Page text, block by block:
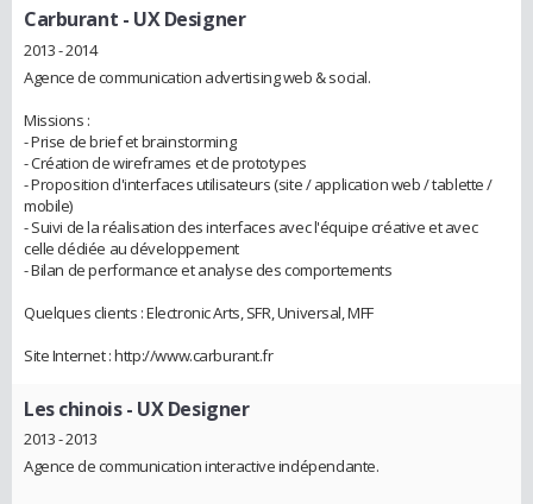
Carburant - UX Designer
2013 - 2014
Agence de communication advertising web & social.
Missions :
- Prise de brief et brainstorming
- Création de wireframes et de prototypes
- Proposition d'interfaces utilisateurs (site / application web / tablette /
mobile)
- Suivi de la réalisation des interfaces avec l'équipe créative et avec
celle dédiée au développement
- Bilan de performance et analyse des comportements
Quelques clients : Electronic Arts, SFR, Universal, MFF
Site Internet : http://www.carburant.fr
Les chinois- UX Designer
2013 - 2013
Agence de communication interactive indépendante.